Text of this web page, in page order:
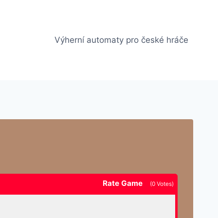
Výherní automaty pro české hráče
Rate Game (0 Votes)